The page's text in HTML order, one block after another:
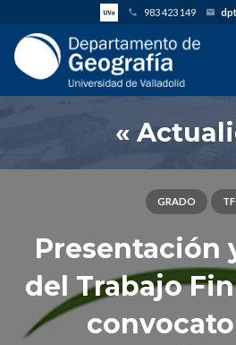
phone 983 423 149 email
«
Presentación
del Trabajo
GRADO